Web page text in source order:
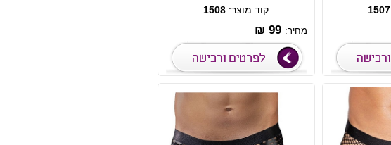
1507 קוד מוצר: 1508
מחיר: 99 ₪